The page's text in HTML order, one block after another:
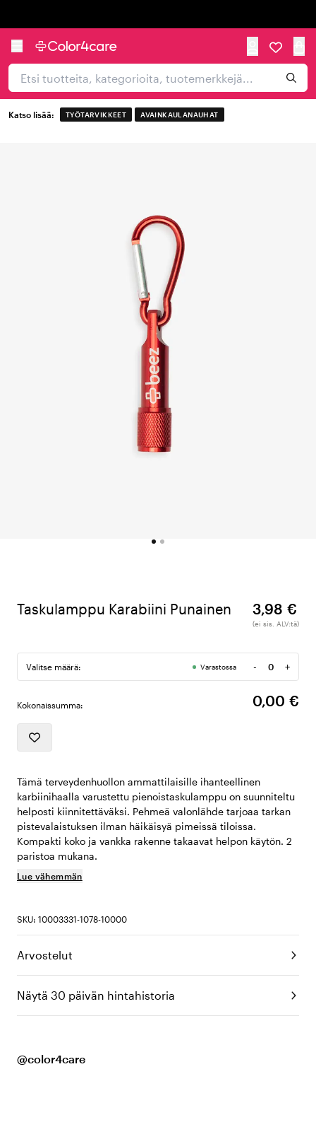
Katso lisää: TYÖTARVIKKEET AVAINKAULANAUHAT
Taskulamppu Karabiini Punainen 3,98 €
(ei sis. ALV:tä)
Valitse määrä: Varastossa -
Määrä
+
Kokonaissumma: 0,00 €
Tämä terveydenhuollon ammattilaisille ihanteellinen
karbiinihaalla varustettu pienoistaskulamppu on suunniteltu
helposti kiinnitettäväksi. Pehmeä valonlähde tarjoaa tarkan
pistevalaistuksen ilman häikäisyä pimeissä tiloissa.
Kompakti koko ja vankka rakenne takaavat helpon käytön. 2
paristoa mukana.
Lue vähemmän
SKU: 10003331-1078-10000
Arvostelut
Näytä 30 päivän hintahistoria
@color4care